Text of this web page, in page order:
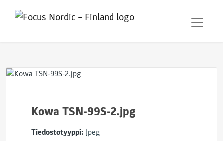
Kowa TSN-99S-2.jpg
Tiedostotyyppi: Jpeg